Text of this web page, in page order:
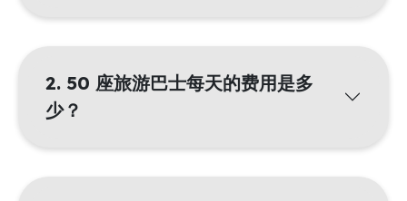
2. 50 座旅游巴士每天的费用是多
少？